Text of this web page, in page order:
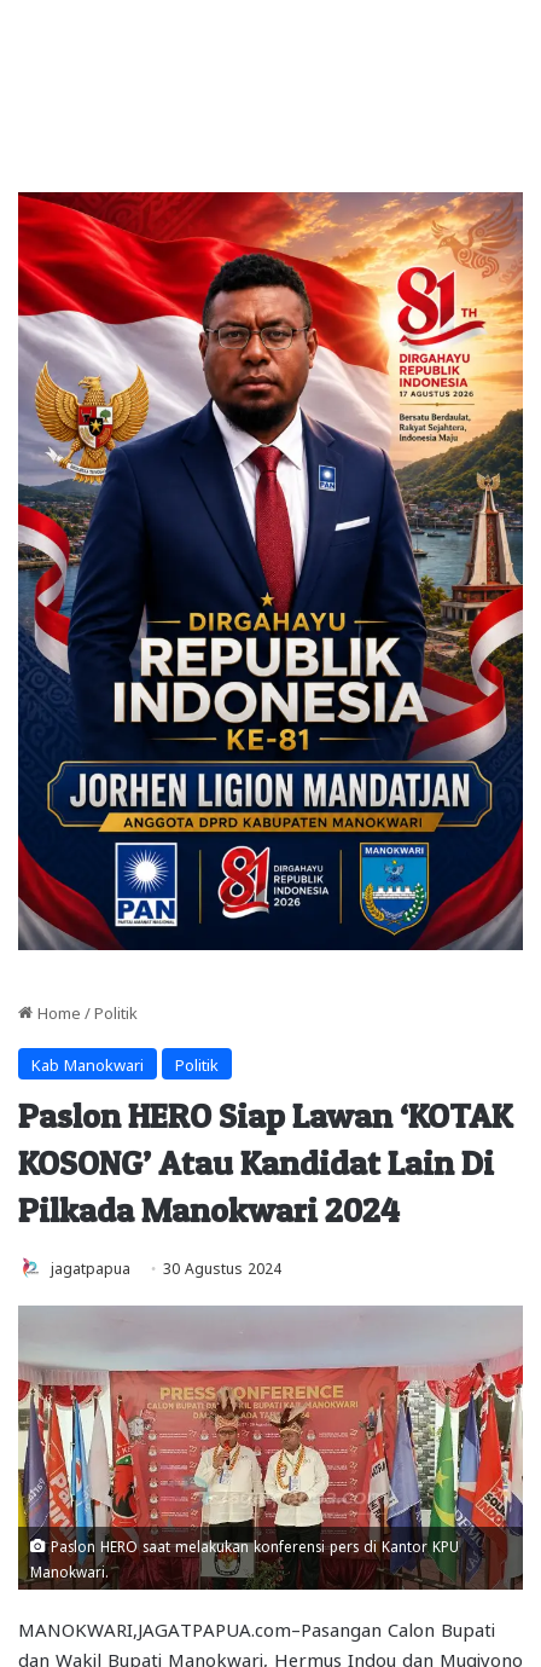
Home / Politik
Kab Manokwari Politik
Paslon HERO Siap Lawan ‘KOTAK
KOSONG’ Atau Kandidat Lain Di
Pilkada Manokwari 2024
jagatpapua 30 Agustus 2024
Paslon HERO saat melakukan konferensi pers di Kantor KPU
Manokwari.
MANOKWARI,JAGATPAPUA.com–Pasangan Calon Bupati
dan Wakil Bupati Manokwari, Hermus Indou dan Mugiyono